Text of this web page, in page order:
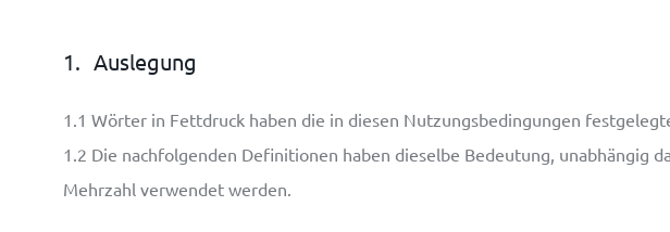
1. Auslegung
1.1 Wörter in Fettdruck haben die in diesen Nutzungsbedingungen
1.2 Die nachfolgenden Definitionen haben dieselbe Bedeutung, unabhängig
Mehrzahl verwendet werden.